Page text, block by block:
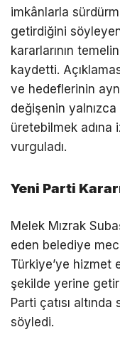
imkânlarla
getirdiğini
kararlarının
kaydetti.
ve hedeflerinin
değişenin
üretebilmek adına
vurguladı.
Yeni Parti
Melek Mızrak
eden belediye
Türkiye’ye hizmet
şekilde yerine
Parti çatısı altında
söyledi.